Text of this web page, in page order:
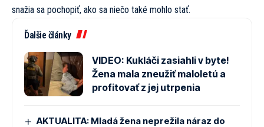
snažia sa pochopiť, ako sa niečo také mohlo stať.
Ďalšie články
VIDEO: Kukláči zasiahli v byte!
Žena mala zneužiť maloletú a
profitovať z jej utrpenia
AKTUALITA: Mladá žena neprežila náraz do